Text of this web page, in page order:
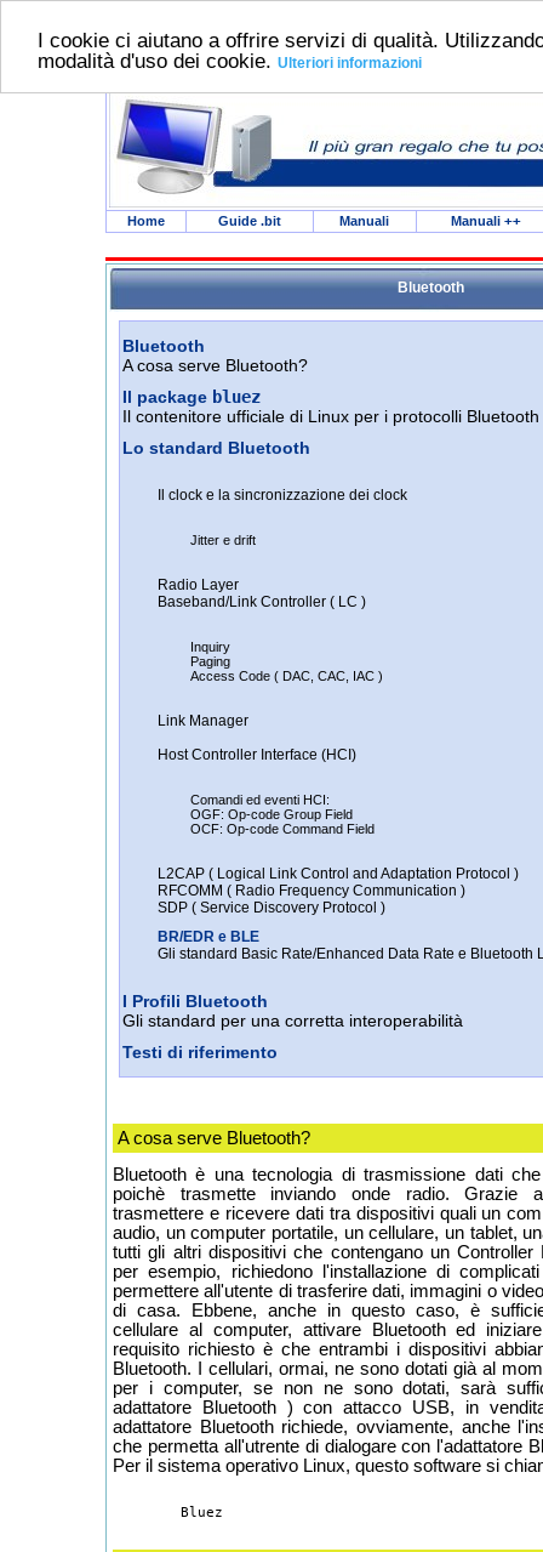
I cookie ci aiutano a offrire servizi di qualità.
modalità d'uso dei cookie. Ulteriori informazioni
Home Guide .bit Manuali Manuali ++
Bluetooth
Bluetooth
A cosa serve Bluetooth?
Il package bluez
Il contenitore ufficiale di Linux per i protocolli Bluetooth
Lo standard Bluetooth
Il clock e la sincronizzazione dei clock
Jitter e drift
Radio Layer
Baseband/Link Controller ( LC )
Inquiry
Paging
Access Code ( DAC, CAC, IAC )
Link Manager
Host Controller Interface (HCI)
Comandi ed eventi HCI:
OGF: Op-code Group Field
OCF: Op-code Command Field
L2CAP ( Logical Link Control and Adaptation Protocol )
RFCOMM ( Radio Frequency Communication )
SDP ( Service Discovery Protocol )
BR/EDR e BLE
Gli standard Basic Rate/Enhanced Data Rate e Bluetooth
I Profili Bluetooth
Gli standard per una corretta interoperabilità
Testi di riferimento
A cosa serve Bluetooth?
Bluetooth è una tecnologia di trasmissione dati
poichè trasmette inviando onde radio. Grazie
trasmettere e ricevere dati tra dispositivi quali un
audio, un computer portatile, un cellulare, un tablet,
tutti gli altri dispositivi che contengano un Controller
per esempio, richiedono l'installazione di
permettere all'utente di trasferire dati, immagini o
di casa. Ebbene, anche in questo caso, è
cellulare al computer, attivare Bluetooth ed
requisito richiesto è che entrambi i dispositivi
Bluetooth. I cellulari, ormai, ne sono dotati già al
per i computer, se non ne sono dotati, sarà
adattatore Bluetooth ) con attacco USB, in
adattatore Bluetooth richiede, ovviamente, anche
che permetta all'utrente di dialogare con l'adattatore
Per il sistema operativo Linux, questo software si